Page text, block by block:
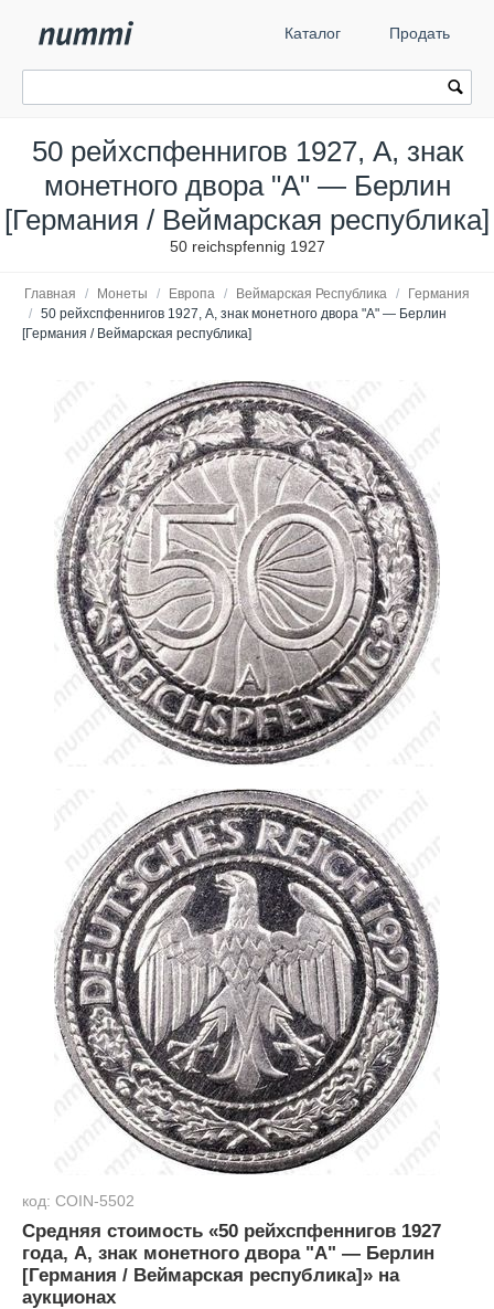
Каталог Продать
50 рейхспфеннигов 1927, A, знак
монетного двора "A" — Берлин
[Германия / Веймарская республика]
50 reichspfennig 1927
Главная / Монеты / Европа / Веймарская Республика /
Германия
/ 50 рейхспфеннигов 1927, A, знак монетного двора "A" — Берлин
[Германия / Веймарская республика]
код: COIN-5502
Средняя стоимость «50 рейхспфеннигов 1927
года, A, знак монетного двора "A" — Берлин
[Германия / Веймарская республика]» на
аукционах